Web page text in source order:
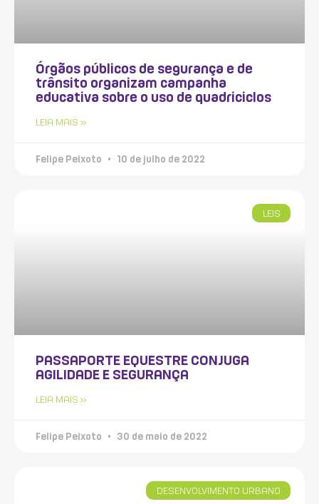
Órgãos públicos de segurança e de
trânsito organizam campanha
educativa sobre o uso de quadriciclos
LEIA MAIS »
Felipe Peixoto 10 de julho de 2022
LEIS
PASSAPORTE EQUESTRE CONJUGA
AGILIDADE E SEGURANÇA
LEIA MAIS »
Felipe Peixoto 30 de maio de 2022
DESENVOLVIMENTO URBANO